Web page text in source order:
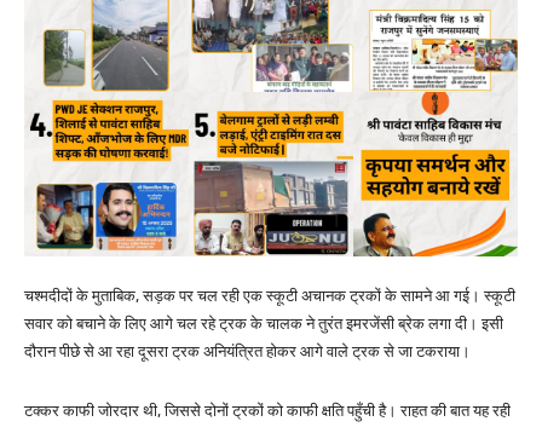
चश्मदीदों के मुताबिक, सड़क पर चल रही एक स्कूटी अचानक ट्रकों के सामने आ गई। स्कूटी
सवार को बचाने के लिए आगे चल रहे ट्रक के चालक ने तुरंत इमरजेंसी ब्रेक लगा दी। इसी
दौरान पीछे से आ रहा दूसरा ट्रक अनियंत्रित होकर आगे वाले ट्रक से जा टकराया।
टक्कर काफी जोरदार थी, जिससे दोनों ट्रकों को काफी क्षति पहुँची है। राहत की बात यह रही